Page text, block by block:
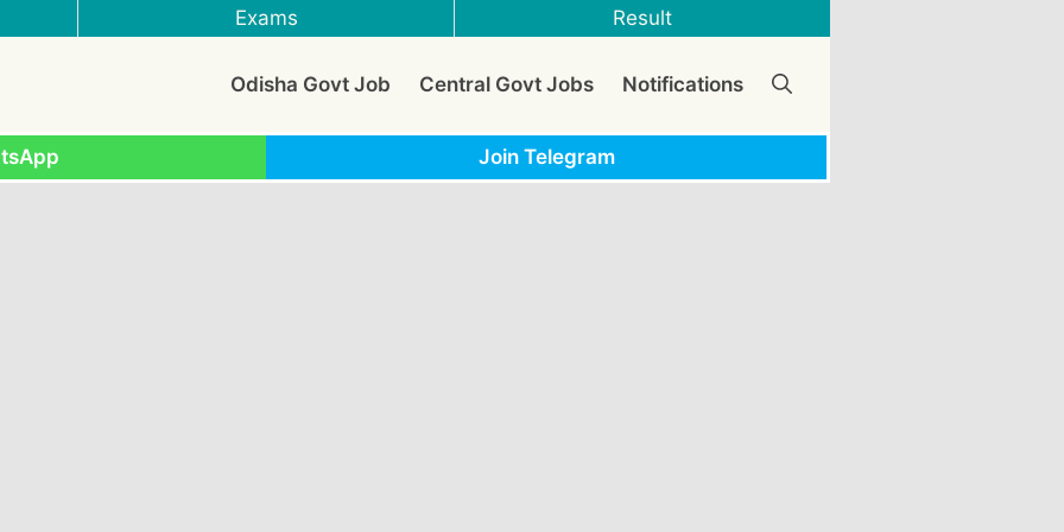
Exams Result
Odisha Govt Job Central Govt Jobs Notifications
Join Telegram